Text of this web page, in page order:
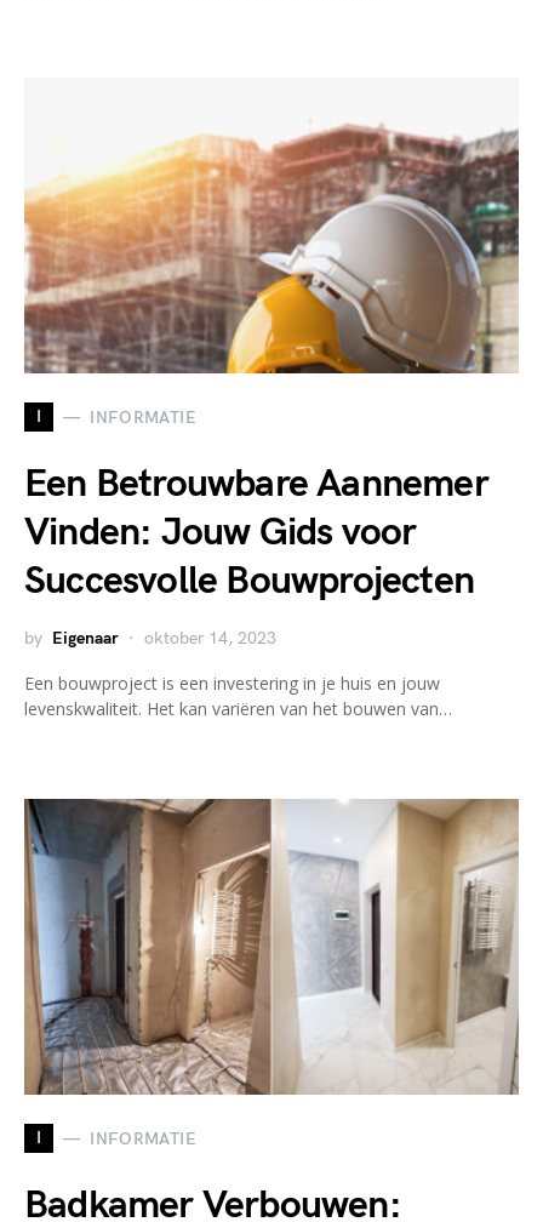
I INFORMATIE
Een Betrouwbare Aannemer
Vinden: Jouw Gids voor
Succesvolle Bouwprojecten
by Eigenaar oktober 14, 2023
Een bouwproject is een investering in je huis en jouw
levenskwaliteit. Het kan variëren van het bouwen van…
I INFORMATIE
Badkamer Verbouwen: